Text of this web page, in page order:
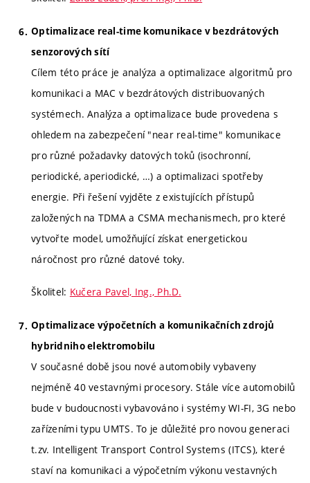
Optimalizace real-time komunikace v bezdrátových
senzorových sítí
Cílem této práce je analýza a optimalizace algoritmů pro
komunikaci a MAC v bezdrátových distribuovaných
systémech. Analýza a optimalizace bude provedena s
ohledem na zabezpečení "near real-time" komunikace
pro různé požadavky datových toků (isochronní,
periodické, aperiodické, …) a optimalizaci spotřeby
energie. Při řešení vyjděte z existujících přístupů
založených na TDMA a CSMA mechanismech, pro které
vytvořte model, umožňující získat energetickou
náročnost pro různé datové toky.
Školitel: Kučera Pavel, Ing., Ph.D.
Optimalizace výpočetních a komunikačních zdrojů
hybridniho elektromobilu
V současné době jsou nové automobily vybaveny
nejméně 40 vestavnými procesory. Stále více automobilů
bude v budoucnosti vybavováno i systémy WI-FI, 3G nebo
zařízeními typu UMTS. To je důležité pro novou generaci
t.zv. Intelligent Transport Control Systems (ITCS), které
staví na komunikaci a výpočetním výkonu vestavných